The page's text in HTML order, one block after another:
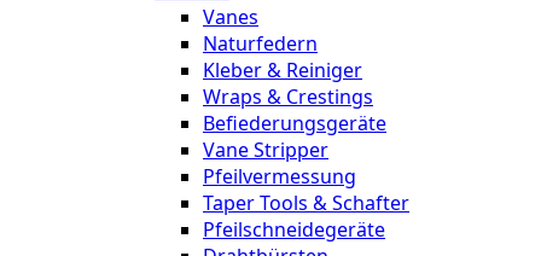
Vanes
Naturfedern
Kleber & Reiniger
Wraps & Crestings
Befiederungsgeräte
Vane Stripper
Pfeilvermessung
Taper Tools & Schafter
Pfeilschneidegeräte